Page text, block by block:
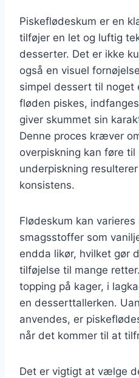
Piskeflødeskum er en
tilføjer en let og luftig
desserter. Det er ikke
også en visuel
simpel dessert til
fløden piskes,
giver skummet sin
Denne proces kræver
overpiskning kan føre til
underpiskning
konsistens.
Flødeskum kan
smagsstoffer som
endda likør, hvilket gør
tilføjelse til mange
topping på kager, i
en desserttallerken.
anvendes, er
når det kommer til at
Det er vigtigt at vælge